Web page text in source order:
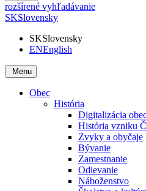
rozšírené vyhľadávanie
SKSlovensky
SKSlovensky
ENEnglish
Menu
Obec
História
Digitalizácia
História vzniku
Zvyky a obyčaje
Bývanie
Zamestnanie
Odievanie
Náboženstvo